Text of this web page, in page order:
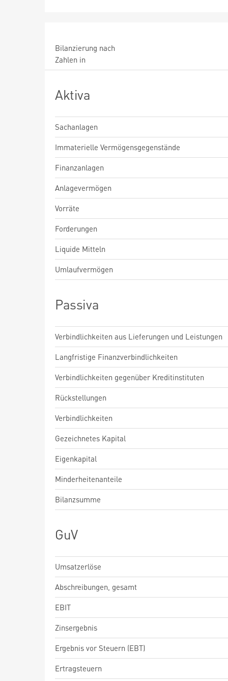
Bilanzierung nach
Zahlen in
Aktiva
Sachanlagen
Immaterielle Vermögensgegenstände
Finanzanlagen
Anlagevermögen
Vorräte
Forderungen
Liquide Mitteln
Umlaufvermögen
Passiva
Verbindlichkeiten aus Lieferungen und Leistungen
Langfristige Finanzverbindlichkeiten
Verbindlichkeiten gegenüber Kreditinstituten
Rückstellungen
Verbindlichkeiten
Gezeichnetes Kapital
Eigenkapital
Minderheitenanteile
Bilanzsumme
GuV
Umsatzerlöse
Abschreibungen, gesamt
EBIT
Zinsergebnis
Ergebnis vor Steuern (EBT)
Ertragsteuern